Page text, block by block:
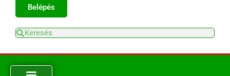
Belépés